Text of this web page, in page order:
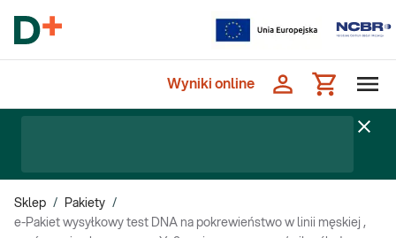
Wyniki online
Sklep / Pakiety /
e-Pakiet wysyłkowy test DNA na pokrewieństwo w linii męskiej ,